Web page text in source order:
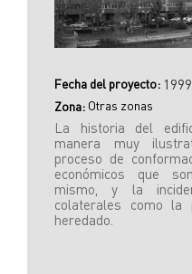
Fecha del proyecto:
Zona: Otras zonas
La historia del
manera muy
proceso de
económicos que
mismo, y la
colaterales como la
heredado.